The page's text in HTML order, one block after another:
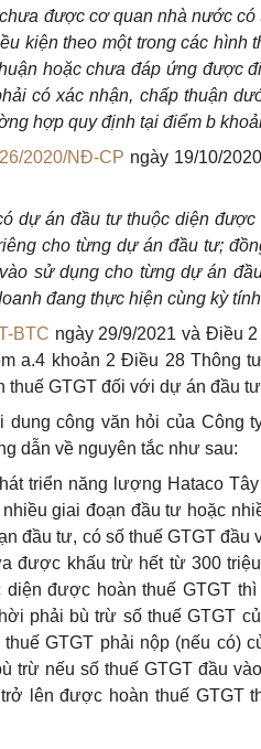
được cơ quan nhà nước có
kiện theo một trong các hình
hoặc chưa đáp ứng được
có xác nhận, chấp thuận
hợp quy định tại điểm b
2020/NĐ-CP ngày 19/10/
dự án đầu tư thuộc diện
cho từng dự án đầu tư;
sử dụng cho từng dự án
đang thực hiện cùng kỳ tính
BTC ngày 29/9/2021 và Điều
a.4 khoản 2 Điều 28 Thông
thuế GTGT đối với dự án đầu
công văn hỏi của Công
dẫn về nguyên tắc như sau:
triển năng lượng Hataco
giai đoạn đầu tư hoặc
đầu tư, có số thuế GTGT đầu
được khấu trừ hết từ 300
được hoàn thuế GTGT
phải bù trừ số thuế GTGT
GTGT phải nộp (nếu có)
trừ nếu số thuế GTGT đầu
lên được hoàn thuế GTGT